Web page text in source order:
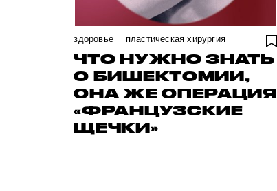
здоровье пластическая хирургия
ЧТО НУЖНО ЗНАТЬ
О БИШЕКТОМИИ,
ОНА ЖЕ ОПЕРАЦИЯ
«ФРАНЦУЗСКИЕ
ЩЕЧКИ»